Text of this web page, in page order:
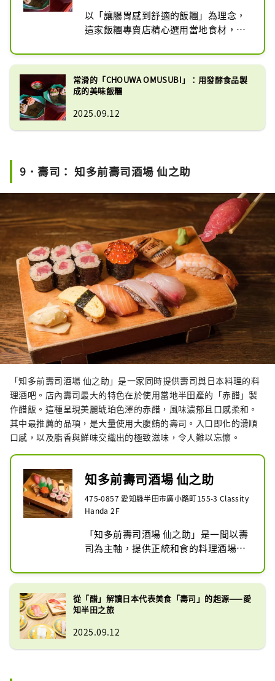
以「讓腸胃感到舒適的飯糰」為理念，
這家飯糰專賣店精心選用當地食材，並
麴，製作出別具風味的飯糰。其中最推
豐富且口感獨特。
造而成，承載著店主希望保留舊建築與
傳統文化的心願，並於2024年12月正式
常滑的「CHOUWA OMUSUBI」：用發酵食品製
成的美味飯糰
2025.09.12
9．壽司： 知多前壽司酒場 仙之助
「知多前壽司酒場 仙之助」是一家同時提供壽司與日本料理的料
理酒吧。店內壽司最大的特色在於使用當地半田產的「赤醋」製
作醋飯。這種呈現美麗琥珀色澤的赤醋，風味濃郁且口感柔和。
其中最推薦的品項，是大量使用大腹鮪的壽司。入口即化的滑順
口感，以及脂香與鮮味交織出的極致滋味，令人難以忘懷。
知多前壽司酒場 仙之助
475-0857 愛知縣半田市廣小路町155-3 Classity
Handa 2F
「知多前壽司酒場 仙之助」是一間以壽
司為主軸，提供正統和食的料理酒場。
醋製作的醋飯。所用的「三判山吹」是
酒粕釀造而成的純酒粕醋。因其呈現出
美麗的琥珀色澤，又被稱為「赤醋」，
風味芳醇而圓潤。
從「醋」解讀日本代表美食「壽司」的起源——愛
知半田之旅
2025.09.12